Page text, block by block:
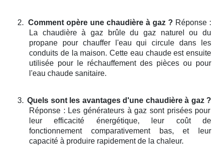
2. Comment opère une chaudière à gaz ? Réponse :
La chaudière à gaz brûle du gaz naturel ou du
propane pour chauffer l'eau qui circule dans les
conduits de la maison. Cette eau chaude est ensuite
utilisée pour le réchauffement des pièces ou pour
l'eau chaude sanitaire.
3. Quels sont les avantages d'une chaudière à gaz ?
Réponse : Les générateurs à gaz sont prisées pour
leur efficacité énergétique, leur coût de
fonctionnement comparativement bas, et leur
capacité à produire rapidement de la chaleur.